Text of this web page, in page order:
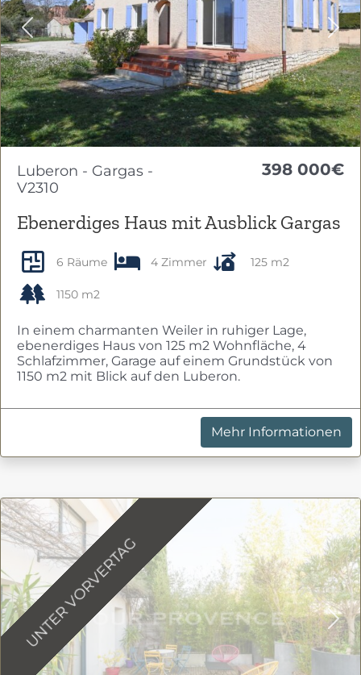
Previous
Luberon - Gargas -
V2310
398 000€
Ebenerdiges Haus mit Ausblick Gargas
6 Räume 4 Zimmer 125 m2
1150 m2
In einem charmanten Weiler in ruhiger Lage,
ebenerdiges Haus von 125 m2 Wohnfläche, 4
Schlafzimmer, Garage auf einem Grundstück von
1150 m2 mit Blick auf den Luberon.
Mehr Informationen
UNTER VORVERTAG
Previous